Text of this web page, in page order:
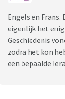
Engels en Frans.
eigenlijk het
Geschiedenis
zodra het kon
een bepaalde